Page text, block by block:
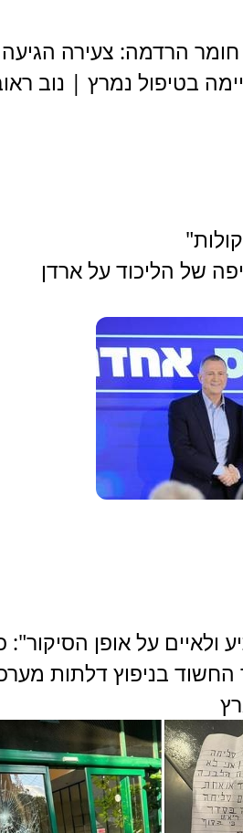
הרדמה: צעירה הגיעה
בטיפול נמרץ | נוב
של הליכוד על ארדן
ולאיים על אופן הסיקור":
החשוד בניפוץ דלתות